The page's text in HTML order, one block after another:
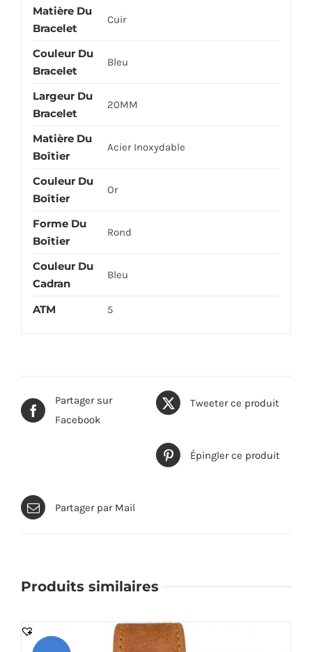
Matière Du
Bracelet
Cuir
Couleur Du
Bracelet
Bleu
Largeur Du
Bracelet
20MM
Matière Du
Boîtier
Acier Inoxydable
Couleur Du
Boîtier
Or
Forme Du
Boîtier
Rond
Couleur Du
Cadran
Bleu
ATM 5
Partager sur
Facebook
Tweeter ce produit
Épingler ce produit
Partager par Mail
Produits similaires